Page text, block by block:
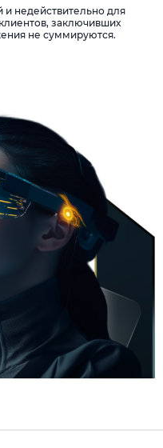
недействительно для
заключивших
не суммируются.